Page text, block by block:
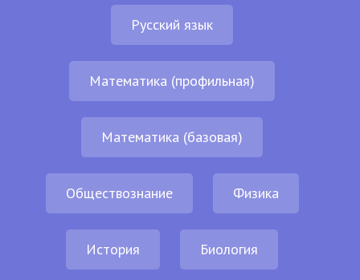
Русский язык
Математика (профильная)
Математика (базовая)
Обществознание Физика
История Биология